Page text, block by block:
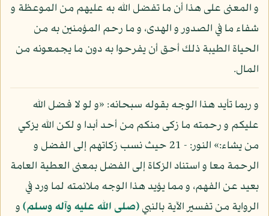
و المعنى على هذا أن ما تفضل الله به عليهم من الموعظة و
شفاء ما في الصدور و الهدى، و ما رحم المؤمنين به من
الحياة الطيبة ذلك أحق أن يفرحوا به دون ما يجمعونه من
المال.
و ربما تأيد هذا الوجه بقوله سبحانه: «و لو لا فضل الله
عليكم و رحمته ما زكى منكم من أحد أبدا و لكن الله يزكي
من يشاء:» النور: - 21 حيث نسب زكاتهم إلى الفضل و
الرحمة معا و استناد الزكاة إلى الفضل بمعنى العطية العامة
بعيد عن الفهم، و مما يؤيد هذا الوجه ملائمته لما ورد في
الرواية من تفسير الآية بالنبي(صلى الله عليه وآله وسلم)و